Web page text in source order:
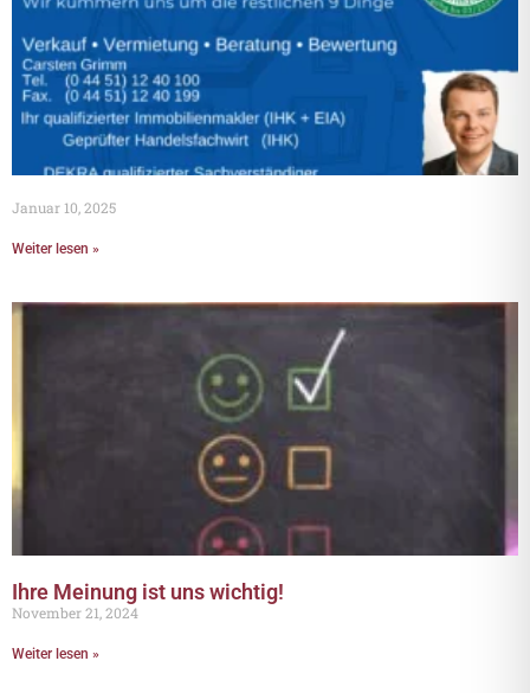
Januar 10, 2025
Weiter lesen »
Ihre Meinung ist uns wichtig!
November 21, 2024
Weiter lesen »